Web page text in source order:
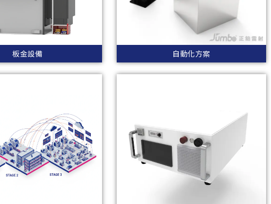
板金設備 自動化方案